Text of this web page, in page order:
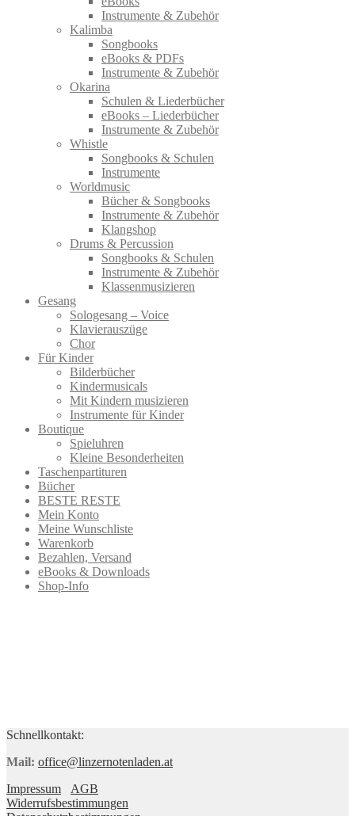
Instrumente & Zubehör
Kalimba
Songbooks
eBooks & PDFs
Instrumente & Zubehör
Okarina
Schulen & Liederbücher
eBooks – Liederbücher
Instrumente & Zubehör
Whistle
Songbooks & Schulen
Instrumente
Worldmusic
Bücher & Songbooks
Instrumente & Zubehör
Klangshop
Drums & Percussion
Songbooks & Schulen
Instrumente & Zubehör
Klassenmusizieren
Gesang
Sologesang – Voice
Klavierauszüge
Chor
Für Kinder
Bilderbücher
Kindermusicals
Mit Kindern musizieren
Instrumente für Kinder
Boutique
Spieluhren
Kleine Besonderheiten
Taschenpartituren
Bücher
BESTE RESTE
Mein Konto
Meine Wunschliste
Warenkorb
Bezahlen, Versand
eBooks & Downloads
Shop-Info
Schnellkontakt:
Mail: office@linzernotenladen.at
Impressum
AGB
Widerrufsbestimmungen